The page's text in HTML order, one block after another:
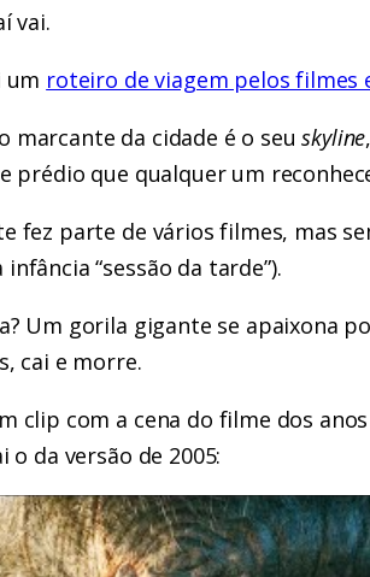
vai.
um roteiro de viagem pelos filmes
marcante da cidade é o seuskyline
prédio que qualquer um
fez parte de vários filmes, mas
“sessão da tarde”).
Um gorila gigante se apaixona
cai e morre.
clip com a cena do filme dos
o da versão de 2005: